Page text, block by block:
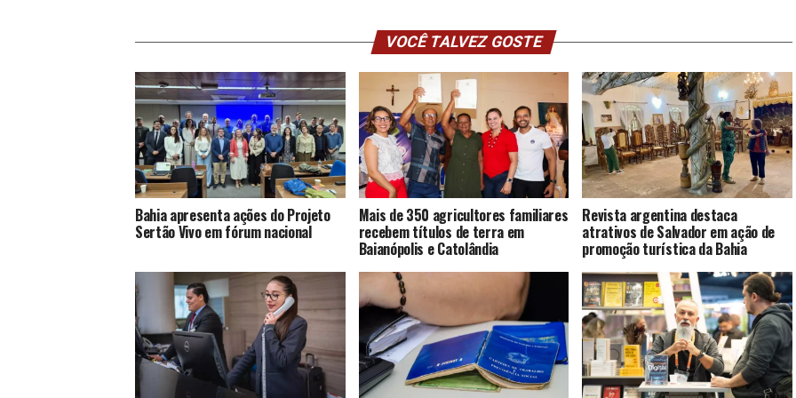
VOCÊ TALVEZ GOSTE
Bahia apresenta ações do Projeto
Sertão Vivo em fórum nacional
Mais de 350 agricultores familiares
recebem títulos de terra em
Baianópolis e Catolândia
Revista argentina destaca
atrativos de Salvador em ação de
promoção turística da Bahia